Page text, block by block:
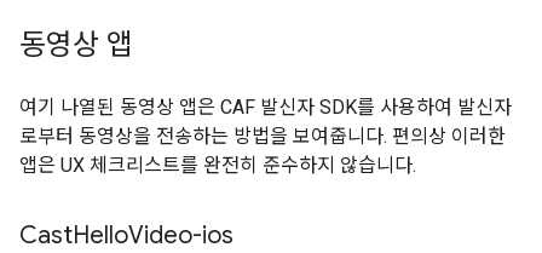
동영상 앱
여기 나열된 동영상 앱은 CAF 발신자 SDK를 사용하여 발신자
로부터 동영상을 전송하는 방법을 보여줍니다. 편의상 이러한
앱은 UX 체크리스트를 완전히 준수하지 않습니다.
CastHelloVideo-ios